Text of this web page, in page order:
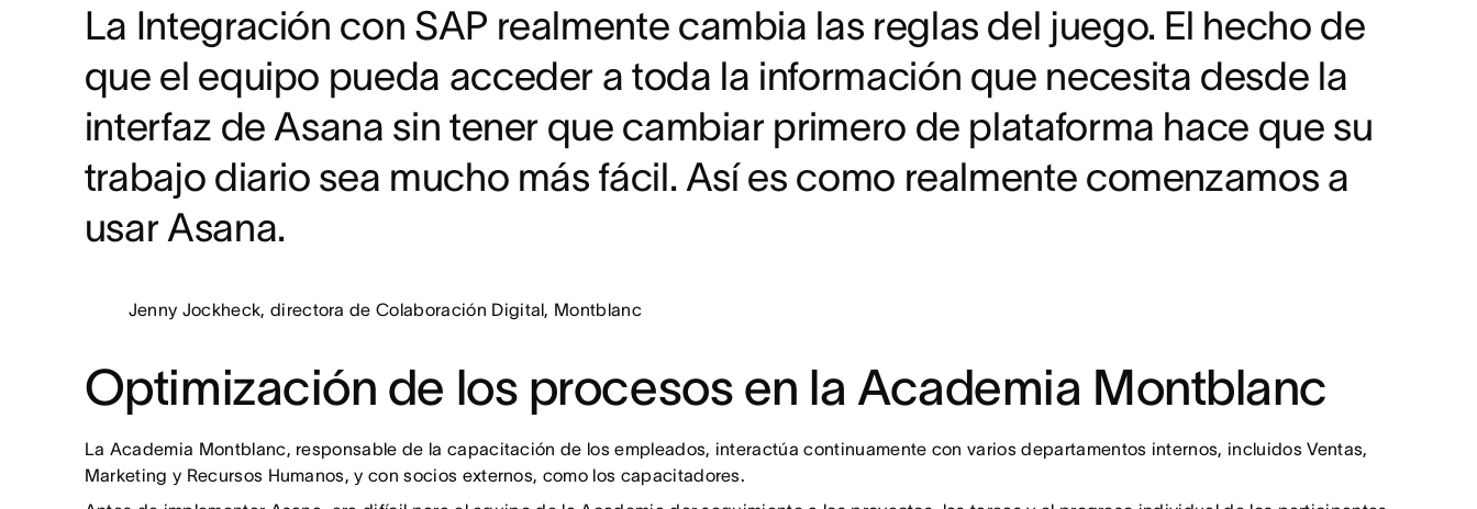
La Integración con SAP realmente cambia las reglas del juego. El hecho de
que el equipo pueda acceder a toda la información que necesita desde la
interfaz de Asana sin tener que cambiar primero de plataforma hace que su
trabajo diario sea mucho más fácil. Así es como realmente comenzamos a
usar Asana.
Jenny Jockheck, directora de Colaboración Digital, Montblanc
Optimización de los procesos en la Academia Montblanc
La Academia Montblanc, responsable de la capacitación de los empleados, interactúa continuamente con varios departamentos internos, incluidos Ventas,
Marketing y Recursos Humanos, y con socios externos, como los capacitadores.